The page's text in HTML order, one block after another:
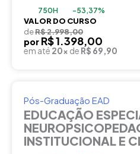
750H -53,37%
VALOR DO CURSO
deR$ 2.998,00
por R$ 1.398,00
em até 20x de R$ 69,90
Pós-Graduação EAD
EDUCAÇÃO
INSTITUCIONAL E